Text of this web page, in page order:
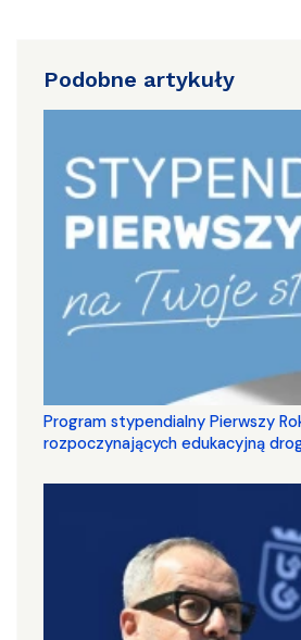
Podobne artykuły
Program stypendialny Pierwszy
rozpoczynających edukacyjną